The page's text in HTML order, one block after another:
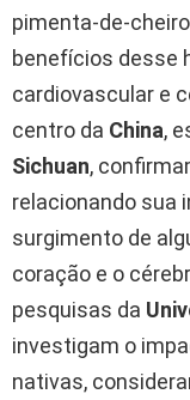
pimenta-de-
benefícios desse
cardiovascular e
centro da China,
Sichuan,
relacionando sua
surgimento de
coração e o
pesquisas da
investigam o
nativas,